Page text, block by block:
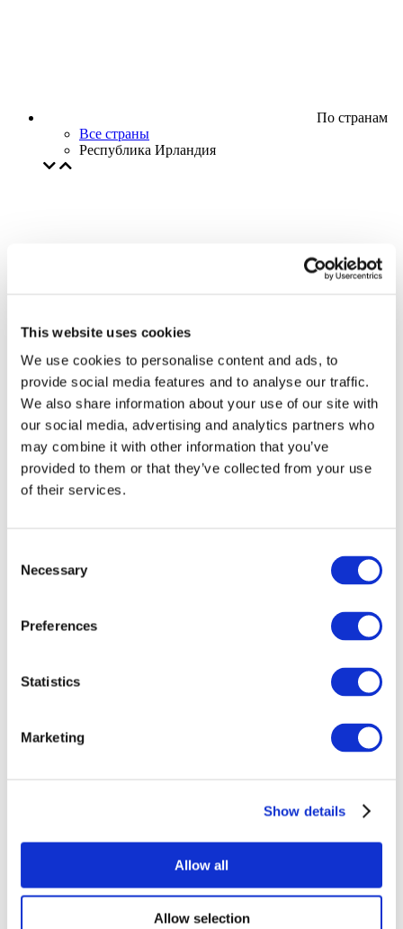
This website uses cookies
We use cookies to personalise content and ads, to
provide social media features and to analyse our traffic.
We also share information about your use of our site with
our social media, advertising and analytics partners who
may combine it with other information that you’ve
provided to them or that they’ve collected from your use
of their services.
Selection
Necessary
Preferences
Statistics
Marketing
Show details
Allow all
Allow selection
По странам
Все страны
Республика Ирландия
Мероприятия
Наше спецпредложение
Без поджанра